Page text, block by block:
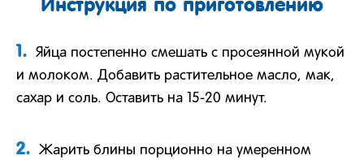
1.
Яйца постепенно смешать с просеянной мукой
и молоком. Добавить растительное масло, мак,
сахар и соль. Оставить на 15-20 минут.
2.
Жарить блины порционно на умеренном